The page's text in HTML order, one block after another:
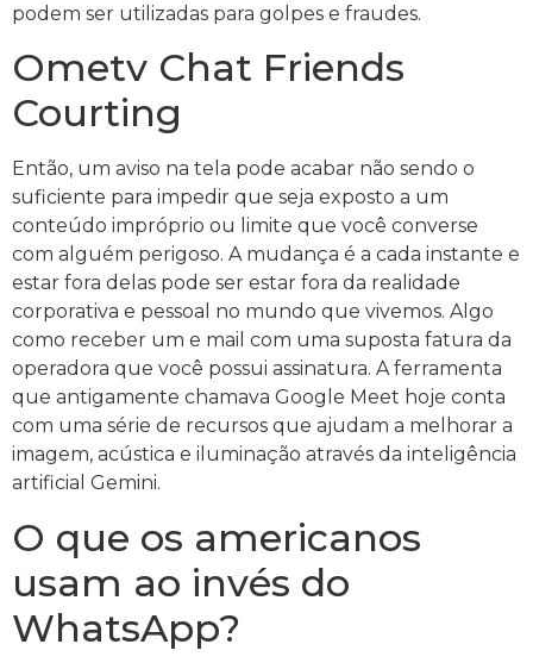
podem ser utilizadas para golpes e fraudes.
Ometv Chat Friends
Courting
Então, um aviso na tela pode acabar não sendo o
suficiente para impedir que seja exposto a um
conteúdo impróprio ou limite que você converse
com alguém perigoso. A mudança é a cada instante e
estar fora delas pode ser estar fora da realidade
corporativa e pessoal no mundo que vivemos. Algo
como receber um e mail com uma suposta fatura da
operadora que você possui assinatura. A ferramenta
que antigamente chamava Google Meet hoje conta
com uma série de recursos que ajudam a melhorar a
imagem, acústica e iluminação através da inteligência
artificial Gemini.
O que os americanos
usam ao invés do
WhatsApp?